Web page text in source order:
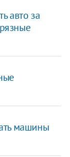
авто за
машины